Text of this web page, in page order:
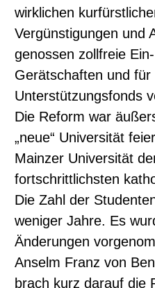
wirklichen
Vergünstigungen und
genossen zollfreie
Gerätschaften und
Unterstützungsfonds
Die Reform war
„neue“ Universität
Mainzer Universität
fortschrittlichsten
Die Zahl der
weniger Jahre. Es
Änderungen
Anselm Franz von
brach kurz darauf die